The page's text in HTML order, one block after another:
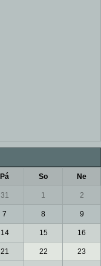
Pá So Ne
31 1 2
7 8 9
14 15 16
21 22 23